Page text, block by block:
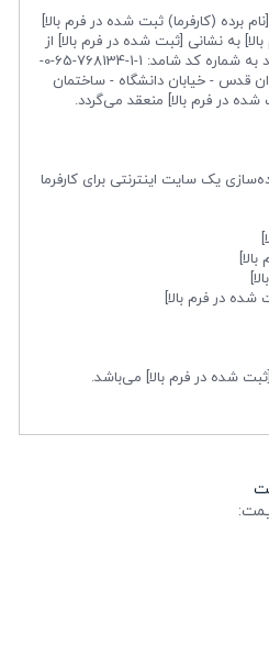
برده (کارفرما) ثبت شده در فرم بالا]
به نشانی [ثبت شده در فرم بالا] از
یک طرف و مرکز کامپیوتری میلاد به شماره کد شامد: 1-1-768134-65-0-
قدس - خیابان دانشگاه - ساختمان
شده در فرم بالا] منعقد می‌گردد.
یک سایت اینترنتی برای کارفرما
در فرم بالا]
مورد نیاز برای طراحی سایت را در